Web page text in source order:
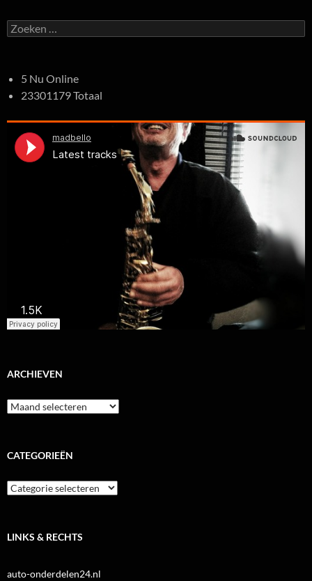
Zoeken
naar:
5 Nu Online
23301179 Totaal
ARCHIEVEN
Archieven
CATEGORIEËN
Categorieën
LINKS & RECHTS
auto-onderdelen24.nl